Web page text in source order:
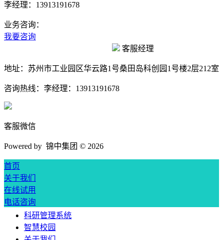
李经理：13913191678
业务咨询：
我要咨询
客服经理
地址： 苏州市工业园区华云路1号桑田岛科创园1号楼2层212室
咨询热线： 李经理：13913191678
客服微信
Powered by 锦中集团 © 2026
首页
关于我们
在线试用
电话咨询
科研管理系统
智慧校园